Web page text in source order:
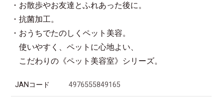
・お散歩やお友達とふれあった後に。
・抗菌加工。
・おうちでたのしくペット美容。
使いやすく、ペットに心地よい、
こだわりの《ペット美容室》シリーズ。
JANコード 4976555849165